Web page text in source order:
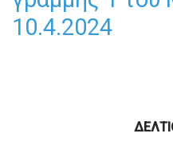
10.4.2024